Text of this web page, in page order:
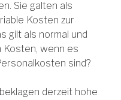
Sie galten als
Kosten zur
gilt als normal und
Kosten, wenn es
sind?
derzeit hohe